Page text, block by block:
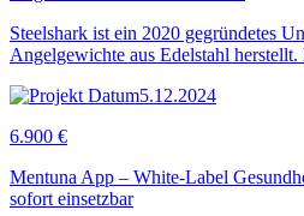
Steelshark ist ein 2020 gegründetes
Angelgewichte aus Edelstahl
5.12.2024
6.900 €
Mentuna App – White-Label
sofort einsetzbar